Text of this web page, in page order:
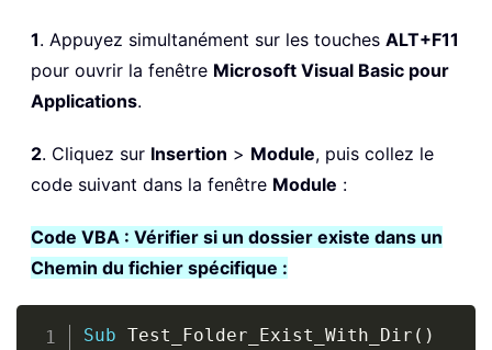
1. Appuyez simultanément sur les touches ALT+F11
pour ouvrir la fenêtre Microsoft Visual Basic pour
Applications.
2. Cliquez sur Insertion > Module, puis collez le
code suivant dans la fenêtre Module :
Code VBA : Vérifier si un dossier existe dans un
Chemin du fichier spécifique :
Sub Test_Folder_Exist_With_Dir ( )
Copy